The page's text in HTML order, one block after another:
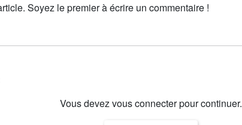
Soyez le premier à écrire un commentaire !
Vous devez vous connecter pour continuer.